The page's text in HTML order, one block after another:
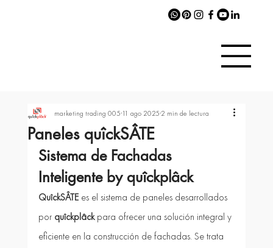
Paneles quîckSÂTE
marketing trading 00511 ago 20252 min de lectura
Sistema de Fachadas
Inteligente by quîckplâck
QuîckSÂTE es el sistema de paneles desarrollados
por quîckplâck para ofrecer una solución integral y
eficiente en la construcción de fachadas. Se trata